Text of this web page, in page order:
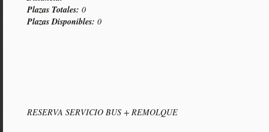
Plazas Totales: 0
Plazas Disponibles: 0
RESERVA SERVICIO BUS + REMOLQUE